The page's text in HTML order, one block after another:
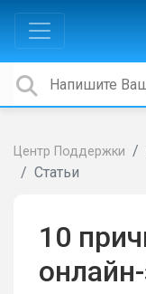
Центр Поддержки
Статьи
10